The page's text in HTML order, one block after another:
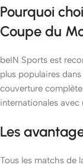
Pourquoi
Coupe du
beIN Sports est
plus populaires
couverture
internationales avec
Les
Tous les matchs de